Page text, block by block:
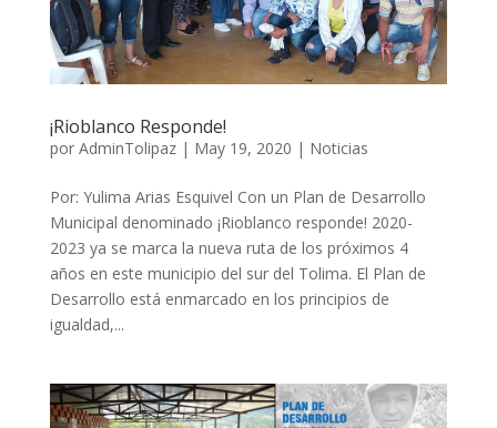
¡Rioblanco Responde!
por AdminTolipaz| May 19, 2020 | Noticias
Por: Yulima Arias Esquivel Con un Plan de Desarrollo
Municipal denominado ¡Rioblanco responde! 2020-
2023 ya se marca la nueva ruta de los próximos 4
años en este municipio del sur del Tolima. El Plan de
Desarrollo está enmarcado en los principios de
igualdad,...